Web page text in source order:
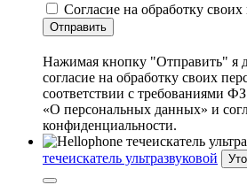
Согласие на обработку
Отправить
Нажимая кнопку "Отправить" я
согласие на обработку своих
соответствии с требованиями
«О персональных данных» и
конфиденциальности.
течеискатель ультразвуковой